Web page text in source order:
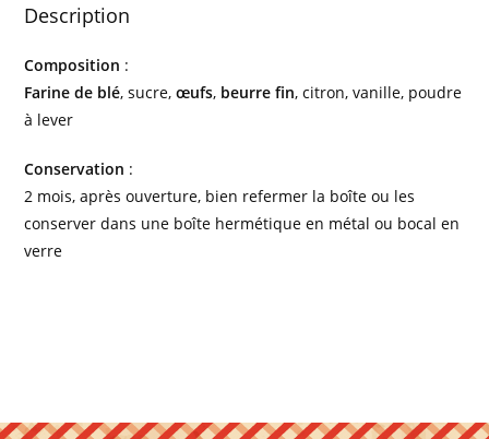
Description
Composition :
Farine de blé, sucre,œufs, beurre fin, citron, vanille, poudre
à lever
Conservation :
2 mois, après ouverture, bien refermer la boîte ou les
conserver dans une boîte hermétique en métal ou bocal en
verre